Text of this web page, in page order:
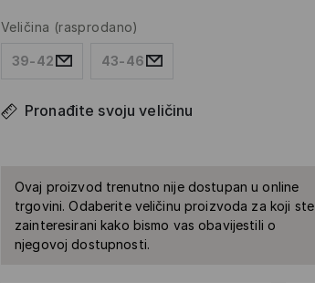
Veličina (rasprodano)
39-42 43-46
Pronađite svoju veličinu
Ovaj proizvod trenutno nije dostupan u online
trgovini. Odaberite veličinu proizvoda za koji ste
zainteresirani kako bismo vas obavijestili o
njegovoj dostupnosti.